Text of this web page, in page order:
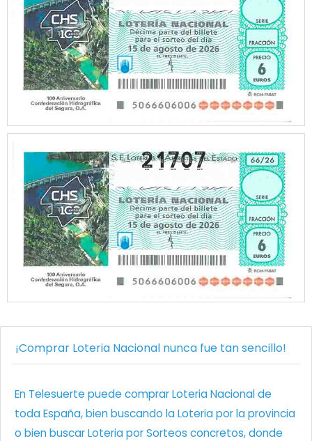
21707
¡Comprar Loteria Nacional nunca fue tan sencillo!
En Telesuerte puede comprar Loteria Nacional de
toda España, bien buscando la Loteria por la provincia
o bien buscar Loteria por Sorteos concretos, donde